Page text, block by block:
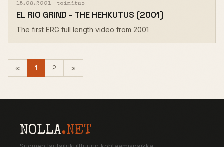
15.08.2001 · toimitus
EL RIO GRIND - THE HEHKUTUS (2001)
The first ERG full length video from 2001
« 1 (current)
2 »
NOLLA.NET
Suomen lautailukulttuurin kohtaamispaikka